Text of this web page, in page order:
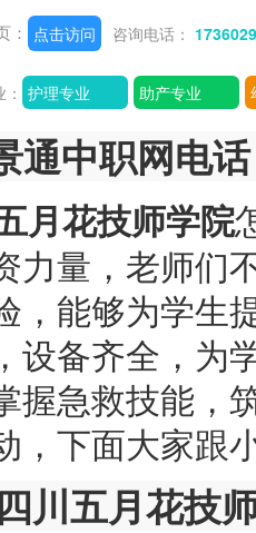
： 点击访问 咨询电话：
护理专业 助产专业
通中职网电
月花技师学院
力量，老师们
，能够为学生
设备齐全，为
握急救技能，
，下面大家跟
川五月花技